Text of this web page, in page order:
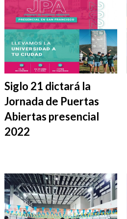
Siglo 21 dictará la
Jornada de Puertas
Abiertas presencial
2022